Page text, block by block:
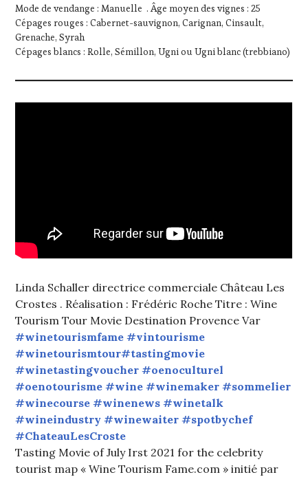
Mode de vendange : Manuelle . Âge moyen des vignes : 25
Cépages rouges : Cabernet-sauvignon, Carignan, Cinsault,
Grenache, Syrah
Cépages blancs : Rolle, Sémillon, Ugni ou Ugni blanc (trebbiano)
Linda Schaller directrice commerciale Château Les
Crostes . Réalisation : Frédéric Roche Titre : Wine
Tourism Tour Movie Destination Provence Var
#winetourismfame #vintourisme
#winetourismtour#tastingmovie
#winetastingvoucher #oenoculturel
#oenotourisme #wine #winemaker #sommelier
#winecourse #winenews #winetalk
#wineindustry #winewaiter #spotbychef
#ChateauLesCroste
Tasting Movie of July Irst 2021 for the celebrity
tourist map « Wine Tourism Fame.com » initié par